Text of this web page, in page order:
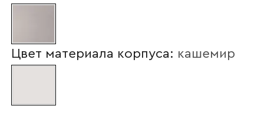
Цвет материала корпуса: кашемир